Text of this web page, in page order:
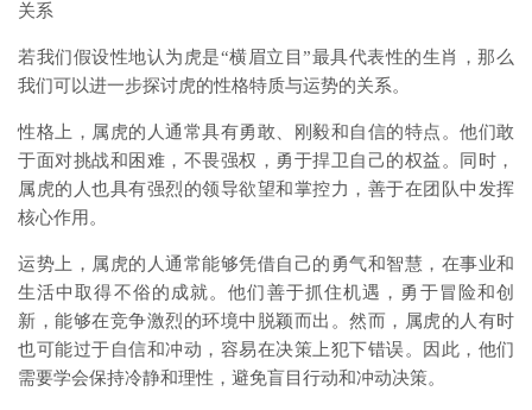
关系
若我们假设性地认为虎是“横眉立目”最具代表性的生肖，那么
我们可以进一步探讨虎的性格特质与运势的关系。
性格上，属虎的人通常具有勇敢、刚毅和自信的特点。他们敢
于面对挑战和困难，不畏强权，勇于捍卫自己的权益。同时，
属虎的人也具有强烈的领导欲望和掌控力，善于在团队中发挥
核心作用。
运势上，属虎的人通常能够凭借自己的勇气和智慧，在事业和
生活中取得不俗的成就。他们善于抓住机遇，勇于冒险和创
新，能够在竞争激烈的环境中脱颖而出。然而，属虎的人有时
也可能过于自信和冲动，容易在决策上犯下错误。因此，他们
需要学会保持冷静和理性，避免盲目行动和冲动决策。